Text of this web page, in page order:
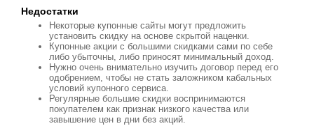
Недостатки
Некоторые купонные сайты могут предложить
установить скидку на основе скрытой наценки.
Купонные акции с большими скидками сами по себе
либо убыточны, либо приносят минимальный доход.
Нужно очень внимательно изучить договор перед его
одобрением, чтобы не стать заложником кабальных
условий купонного сервиса.
Регулярные большие скидки воспринимаются
покупателем как признак низкого качества или
завышение цен в дни без акций.